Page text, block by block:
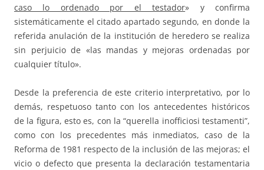
caso lo ordenado por el testador» y confirma
sistemáticamente el citado apartado segundo, en donde la
referida anulación de la institución de heredero se realiza
sin perjuicio de «las mandas y mejoras ordenadas por
cualquier título».
Desde la preferencia de este criterio interpretativo, por lo
demás, respetuoso tanto con los antecedentes históricos
de la figura, esto es, con la “querella inofficiosi testamenti”,
como con los precedentes más inmediatos, caso de la
Reforma de 1981 respecto de la inclusión de las mejoras; el
vicio o defecto que presenta la declaración testamentaria